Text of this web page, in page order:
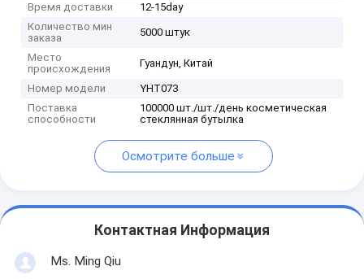
Время доставки
12-15day
Количество мин
заказа
5000 штук
Место
происхождения
Гуандун, Китай
Номер модели
YHT073
Поставка
способности
100000 шт./шт./день косметическая
стеклянная бутылка
Осмотрите больше
Контактная Информация
Ms. Ming Qiu